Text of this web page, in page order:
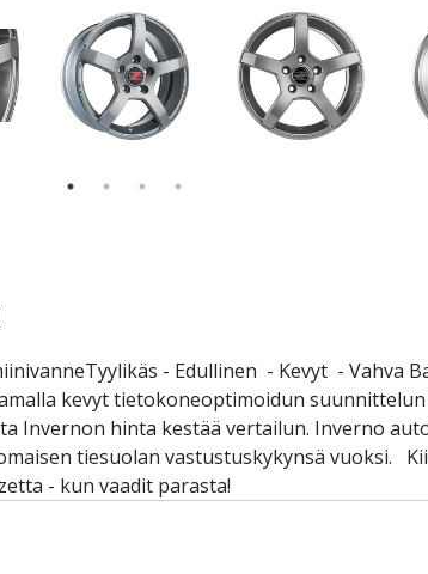
- Edullinen - Kevyt - Vahva
kevyt tietokoneoptimoidun
Invernon hinta kestää vertailun. Inverno
tiesuolan vastustuskykynsä vuoksi.
- kun vaadit parasta!